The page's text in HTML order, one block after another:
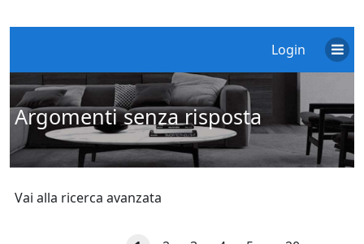
Login
Argomenti senza risposta
Vai alla ricerca avanzata